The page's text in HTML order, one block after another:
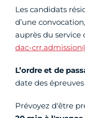
Les candidats
d’une
auprès du service
dac-
L’ordre et de
date des
Prévoyez d'être